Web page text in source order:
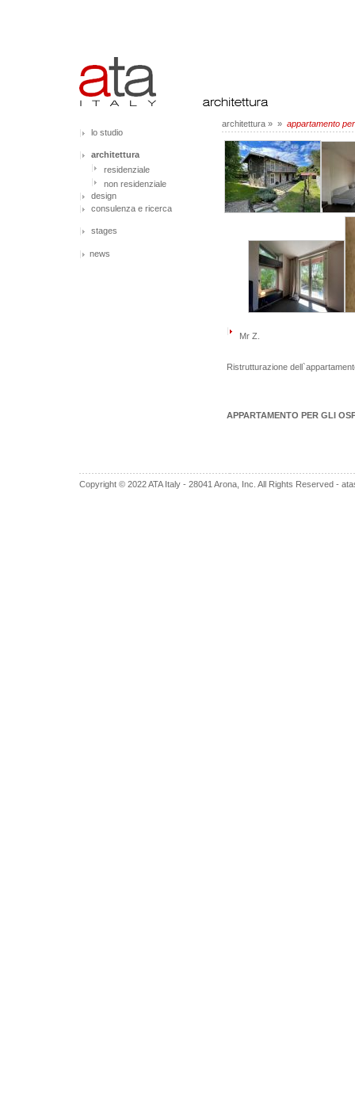
lo studio
architettura
residenziale
non residenziale
design
consulenza e ricerca
stages
news
architettura » » appartamento
Mr Z.
Ristrutturazione
APPARTAMENTO PER GLI
Copyright © 2022 ATA Italy - 28041 Arona, Inc. All Rights Reserved -